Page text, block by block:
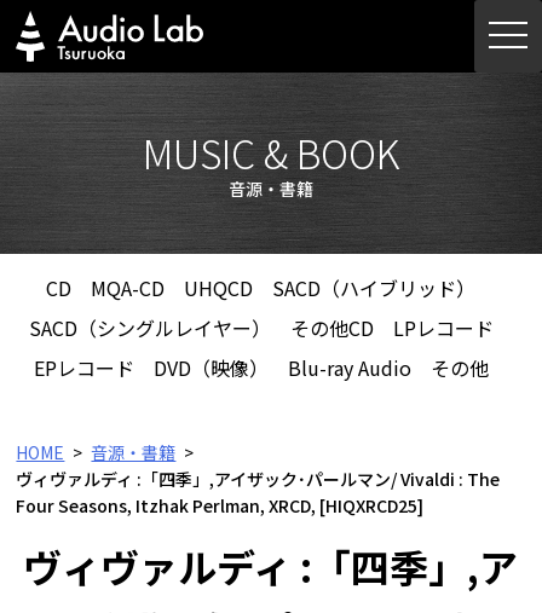
Skip
to
content
MUSIC & BOOK
音源・書籍
CD MQA-CD UHQCD
SACD（ハイブリッド）
SACD（シングルレイヤー）
その他CD
LPレコード
EPレコード
DVD（映像） Blu-ray Audio その他
HOME
音源・書籍
ヴィヴァルディ :「四季」,アイザック･パールマン/ Vivaldi : The
Four Seasons, Itzhak Perlman, XRCD, [HIQXRCD25]
ヴィヴァルディ :「四季」,ア